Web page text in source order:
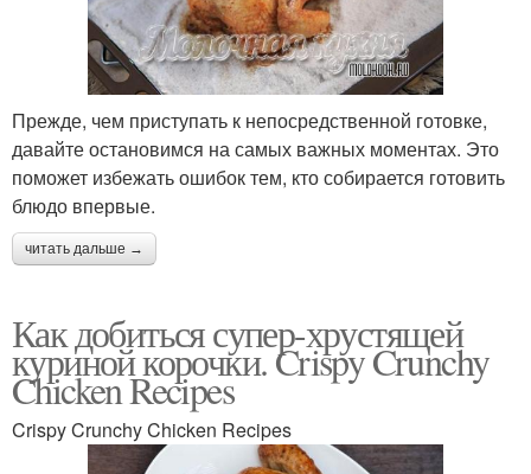
Прежде, чем приступать к непосредственной готовке,
давайте остановимся на самых важных моментах. Это
поможет избежать ошибок тем, кто собирается готовить
блюдо впервые.
читать дальше →
Как добиться супер-хрустящей
куриной корочки. Crispy Crunchy
Chicken Recipes
Crispy Crunchy Chicken Recipes